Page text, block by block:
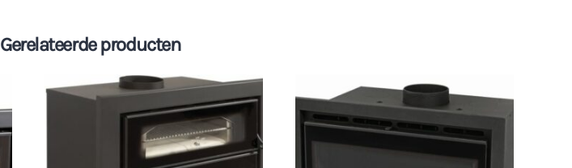
Gerelateerde producten